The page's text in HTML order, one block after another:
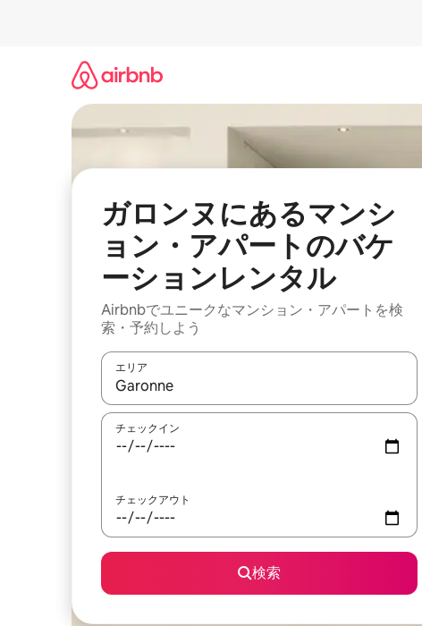
ガロンヌにあるマンシ
ョン・アパートのバケ
ーションレンタル
Airbnbでユニークなマンション・アパートを検
索・予約しよう
エリア
検索結果が表示されたら、上下の矢印キーを使って
チェックイン
チェックアウト
検索